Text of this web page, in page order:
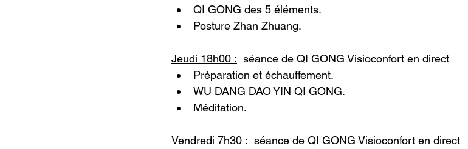
QI GONG des 5 éléments.
Posture Zhan Zhuang.
Jeudi 18h00 : séance de QI GONG Visioconfort en direct
Préparation et échauffement.
WU DANG DAO YIN QI GONG.
Méditation.
Vendredi 7h30 : séance de QI GONG Visioconfort en direct